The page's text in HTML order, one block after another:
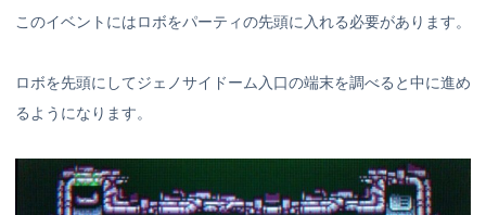
このイベントにはロボをパーティの先頭に入れる必要があります。
ロボを先頭にしてジェノサイドーム入口の端末を調べると中に進め
るようになります。